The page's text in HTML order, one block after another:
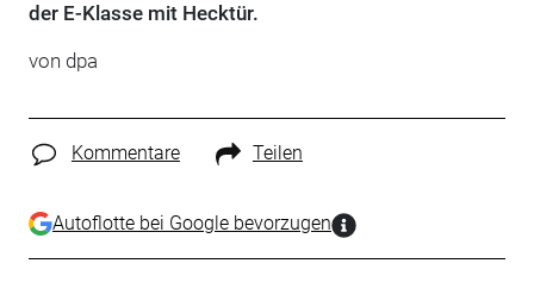
der E-Klasse mit Hecktür.
von dpa
Kommentare Teilen
Autoflotte bei Google bevorzugen